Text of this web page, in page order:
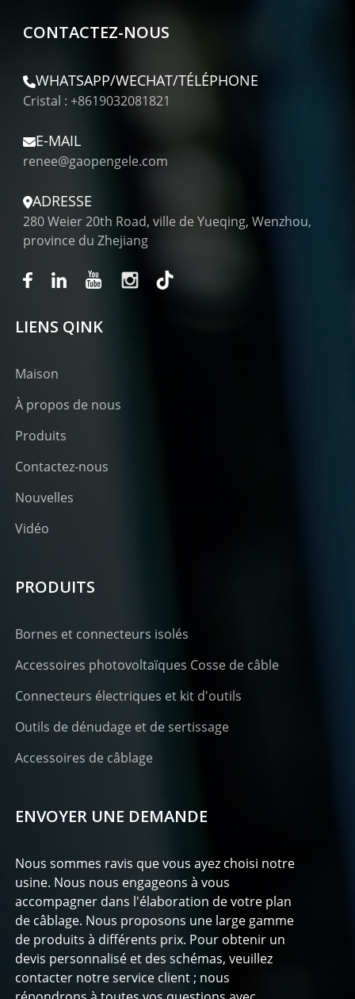
CONTACTEZ-NOUS
WHATSAPP/WECHAT/TÉLÉPHONE
Cristal : +8619032081821
E-MAIL
renee@gaopengele.com
ADRESSE
280 Weier 20th Road, ville de Yueqing, Wenzhou,
province du Zhejiang
LIENS QINK
Maison
À propos de nous
Produits
Contactez-nous
Nouvelles
Vidéo
PRODUITS
Bornes et connecteurs isolés
Accessoires photovoltaïques Cosse de câble
Connecteurs électriques et kit d'outils
Outils de dénudage et de sertissage
Accessoires de câblage
ENVOYER UNE DEMANDE
Nous sommes ravis que vous ayez choisi notre
usine. Nous nous engageons à vous
accompagner dans l'élaboration de votre plan
de câblage. Nous proposons une large gamme
de produits à différents prix. Pour obtenir un
devis personnalisé et des schémas, veuillez
contacter notre service client ; nous